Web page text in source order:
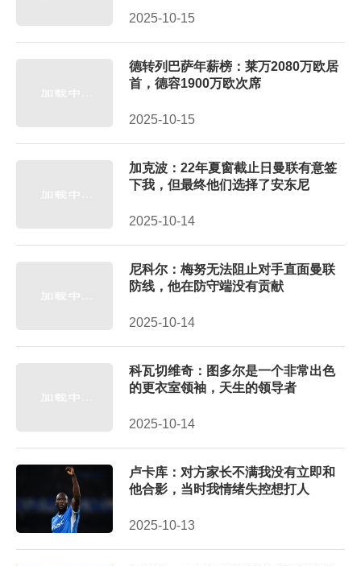
2025-10-15
德转列巴萨年薪榜：莱万2080万欧居
首，德容1900万欧次席
2025-10-15
加克波：22年夏窗截止日曼联有意签
下我，但最终他们选择了安东尼
2025-10-14
尼科尔：梅努无法阻止对手直面曼联
防线，他在防守端没有贡献
2025-10-14
科瓦切维奇：图多尔是一个非常出色
的更衣室领袖，天生的领导者
2025-10-14
卢卡库：对方家长不满我没有立即和
他合影，当时我情绪失控想打人
2025-10-13